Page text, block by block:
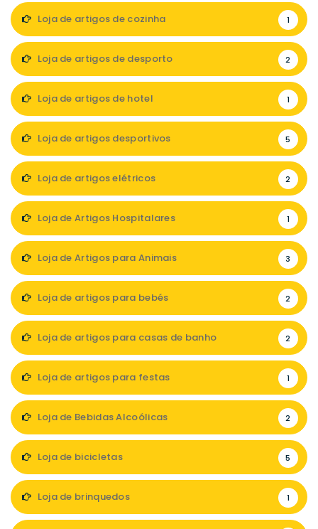
Loja de artigos de cozinha 1
Loja de artigos de desporto 2
Loja de artigos de hotel 1
Loja de artigos desportivos 5
Loja de artigos elétricos 2
Loja de Artigos Hospitalares 1
Loja de Artigos para Animais 3
Loja de artigos para bebés 2
Loja de artigos para casas de banho 2
Loja de artigos para festas 1
Loja de Bebidas Alcoólicas 2
Loja de bicicletas 5
Loja de brinquedos 1